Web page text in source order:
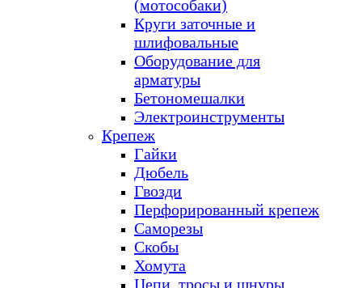
(мотособаки)
Круги заточные и
шлифовальные
Оборудование для
арматуры
Бетономешалки
Электроинструменты
Крепеж
Гайки
Дюбель
Гвозди
Перфорированный крепеж
Саморезы
Скобы
Хомута
Цепи, тросы и шнуры